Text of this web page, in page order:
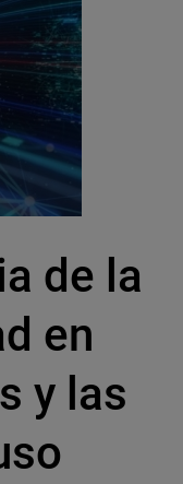
de la
en
y las